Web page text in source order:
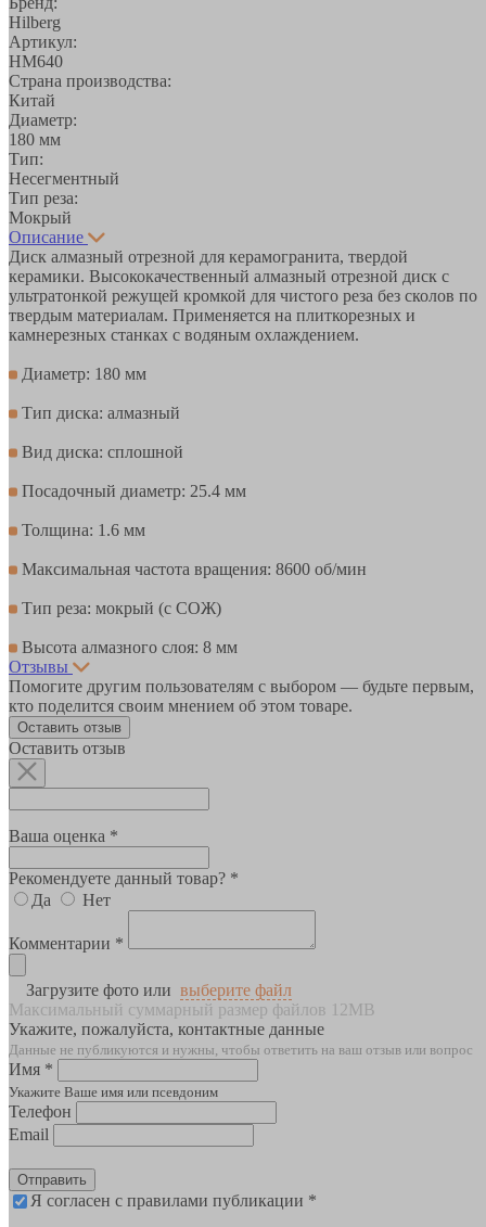
Hilberg
Артикул:
HM640
Страна производства:
Китай
Диаметр:
180 мм
Тип:
Несегментный
Тип реза:
Мокрый
Описание
Диск алмазный отрезной для керамогранита, твердой
керамики. Высококачественный алмазный отрезной диск с
ультратонкой режущей кромкой для чистого реза без сколов по
твердым материалам. Применяется на плиткорезных и
камнерезных станках с водяным охлаждением.
Диаметр: 180 мм
Тип диска: алмазный
Вид диска: сплошной
Посадочный диаметр: 25.4 мм
Толщина: 1.6 мм
Максимальная частота вращения: 8600 об/мин
Тип реза: мокрый (с СОЖ)
Высота алмазного слоя: 8 мм
Отзывы
Помогите другим пользователям с выбором — будьте первым,
кто поделится своим мнением об этом товаре.
Оставить отзыв
Оставить отзыв
Ваша оценка *
Рекомендуете данный товар? *
Да
Нет
Комментарии *
Загрузите фото или выберите файл
Максимальный суммарный размер файлов 12MB
Укажите, пожалуйста, контактные данные
Данные не публикуются и нужны, чтобы ответить на ваш отзыв или вопрос
Имя *
Укажите Ваше имя или псевдоним
Телефон
Email
Отправить
Я согласен с правилами публикации *